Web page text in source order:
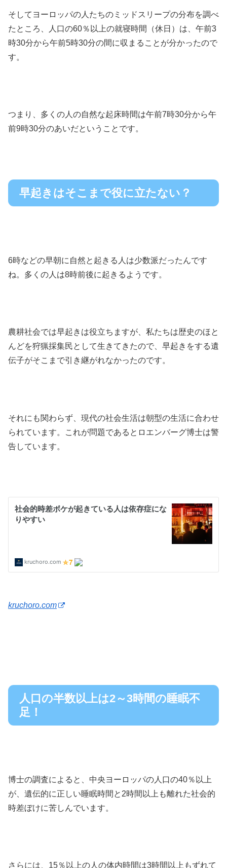
そしてヨーロッパの人たちのミッドスリープの分布を調べ
たところ、人口の60％以上の就寝時間（休日）は、午前3
時30分から午前5時30分の間に収まることが分かったので
す。
つまり、多くの人の自然な起床時間は午前7時30分から午
前9時30分のあいだということです。
早起きはそこまで役に立たない？
6時などの早朝に自然と起きる人は少数派だったんです
ね。多くの人は8時前後に起きるようです。
農耕社会では早起きは役立ちますが、私たちは歴史のほと
んどを狩猟採集民として生きてきたので、早起きをする遺
伝子がそこまで引き継がれなかったのです。
それにも関わらず、現代の社会生活は朝型の生活に合わせ
られています。これが問題であるとロエンバーグ博士は警
告しています。
kruchoro.com
人口の半数以上は2～3時間の睡眠不
足！
博士の調査によると、中央ヨーロッパの人口の40％以上
が、遺伝的に正しい睡眠時間と2時間以上も離れた社会的
時差ぼけに苦しんでいます。
さらには、15％以上の人の体内時間は3時間以上もずれて